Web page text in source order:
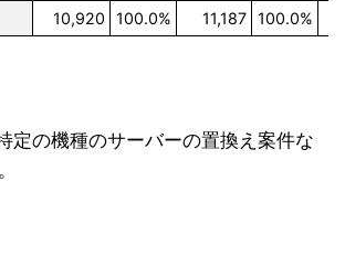
10,920 100.0% 11,187 100.0%
定の機種のサーバーの置換え案件な